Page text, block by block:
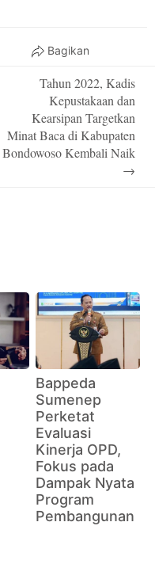
Bagikan
Tahun 2022, Kadis
Kepustakaan dan
Kearsipan Targetkan
Minat Baca di Kabupaten
Bondowoso Kembali Naik
→
Bappeda
Sumenep
Perketat
Evaluasi
Kinerja OPD,
Fokus pada
Dampak Nyata
Program
Pembangunan